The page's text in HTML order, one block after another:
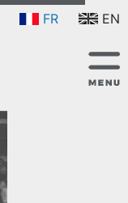
FR EN